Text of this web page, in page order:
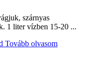
szárnyas
1 liter vízben 15-20 ...
Tovább olvasom